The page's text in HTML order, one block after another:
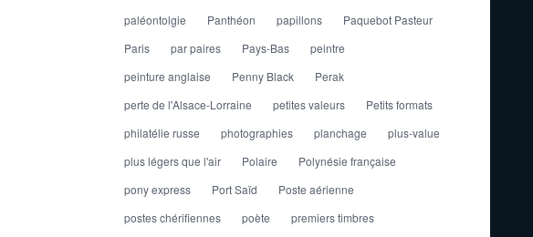
paléontolgie
Panthéon papillons
Paquebot Pasteur
Paris
par paires Pays-Bas
peintre
peinture anglaise
Penny Black
Perak
perte de l'Alsace-Lorraine
petites valeurs
Petits formats
philatélie russe
photographies planchage
plus-value
plus légers que l'air
Polaire
Polynésie française
pony express
Port Saïd
Poste aérienne
postes chérifiennes
poète premiers timbres